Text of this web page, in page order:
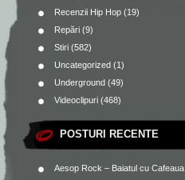
Recenzii Hip Hop (19)
Repări (9)
Stiri (582)
Uncategorized (1)
Underground (49)
Videoclipuri (468)
POSTURI RECENTE
Aesop Rock – Baiatul cu Cafeaua